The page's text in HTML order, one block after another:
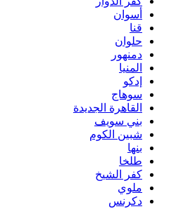
أسوان
قنا
حلوان
دمنهور
المنيا
إدكو
سوهاج
القاهرة الجديدة
بني سويف
شبين الكوم
بنها
طلخا
كفر الشيخ
ملوي
دكرنس